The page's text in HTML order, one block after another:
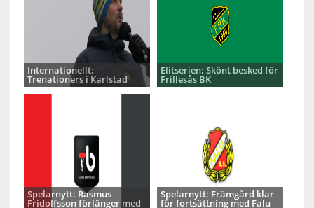
Internationellt:
Trenationers i Karlstad
Elitserien: Skönt besked för
Frillesås BK
Spelarnytt: Rasmus
Fridolfsson förlänger med
Spelarnytt: Främgård klar
för fortsättning med Falu